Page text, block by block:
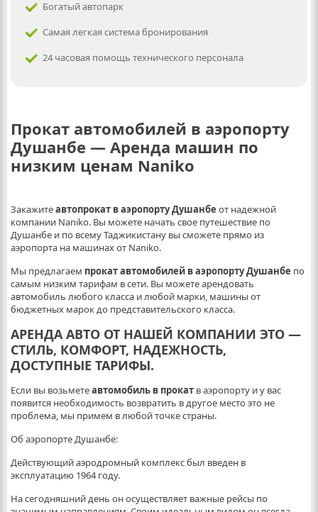
Богатый автопарк
Самая легкая система бронирования
24 часовая помощь технического персонала
Прокат автомобилей в аэропорту
Душанбе — Аренда машин по
низким ценам Nanikо
Закажитеавтопрокат в аэропорту Душанбе от надежной
компании Naniko. Вы можете начать свое путешествие по
Душанбе и по всему Таджикистану вы сможете прямо из
аэропорта на машинах от Naniko.
Мы предлагаем прокат автомобилей в аэропорту Душанбе по
самым низким тарифам в сети. Вы можете арендовать
автомобиль любого класса и любой марки, машины от
бюджетных марок до представительского класса.
АРЕНДА АВТО ОТ НАШЕЙ КОМПАНИИ ЭТО —
СТИЛЬ, КОМФОРТ, НАДЕЖНОСТЬ,
ДОСТУПНЫЕ ТАРИФЫ.
Если вы возьметеавтомобиль в прокатв аэропорту и у вас
появится необходимость возвратить в другое место это не
проблема, мы примем в любой точке страны.
Об аэропорте Душанбе:
Действующий аэродромный комплекс был введен в
эксплуатацию 1964 году.
На сегодняшний день он осуществляет важные рейсы по